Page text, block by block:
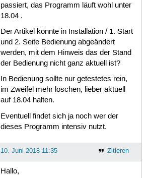
passiert, das Programm läuft wohl unter
18.04 .
Der Artikel könnte in Installation / 1. Start
und 2. Seite Bedienung abgeändert
werden, mit dem Hinweis das der Stand
der Bedienung nicht ganz aktuell ist?
In Bedienung sollte nur getestetes rein,
im Zweifel mehr löschen, lieber aktuell
auf 18.04 halten.
Eventuell findet sich ja noch wer der
dieses Programm intensiv nutzt.
Zitieren
10. Juni 2018 11:35
Hallo,